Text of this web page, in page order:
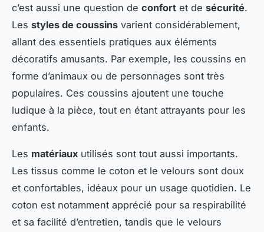
c’est aussi une question de confort et de sécurité.
Les styles de coussins varient considérablement,
allant des essentiels pratiques aux éléments
décoratifs amusants. Par exemple, les coussins en
forme d’animaux ou de personnages sont très
populaires. Ces coussins ajoutent une touche
ludique à la pièce, tout en étant attrayants pour les
enfants.
Les matériaux utilisés sont tout aussi importants.
Les tissus comme le coton et le velours sont doux
et confortables, idéaux pour un usage quotidien. Le
coton est notamment apprécié pour sa respirabilité
et sa facilité d’entretien, tandis que le velours